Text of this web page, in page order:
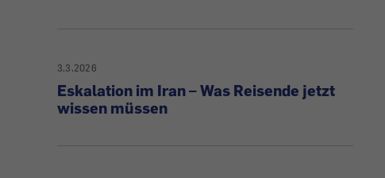
3.3.2026
Eskalation im Iran – Was Reisende jetzt
wissen müssen